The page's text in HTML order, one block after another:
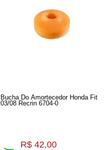
Bucha Do Amortecedor Honda Fit
03/08 Recrin 6704-0
R$ 42,00